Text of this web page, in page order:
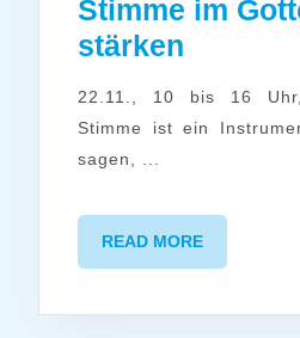
Stimme im
stärken
die
stärken
22.11., 10 bis 16 Uhr, Dannstadt: Die
Stimme ist ein
sagen, ...
READ MOREREAD
MORE